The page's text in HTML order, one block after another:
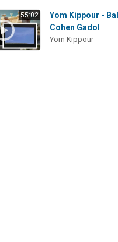
55:02
Yom Kippour -
Cohen Gadol
Yom Kippour